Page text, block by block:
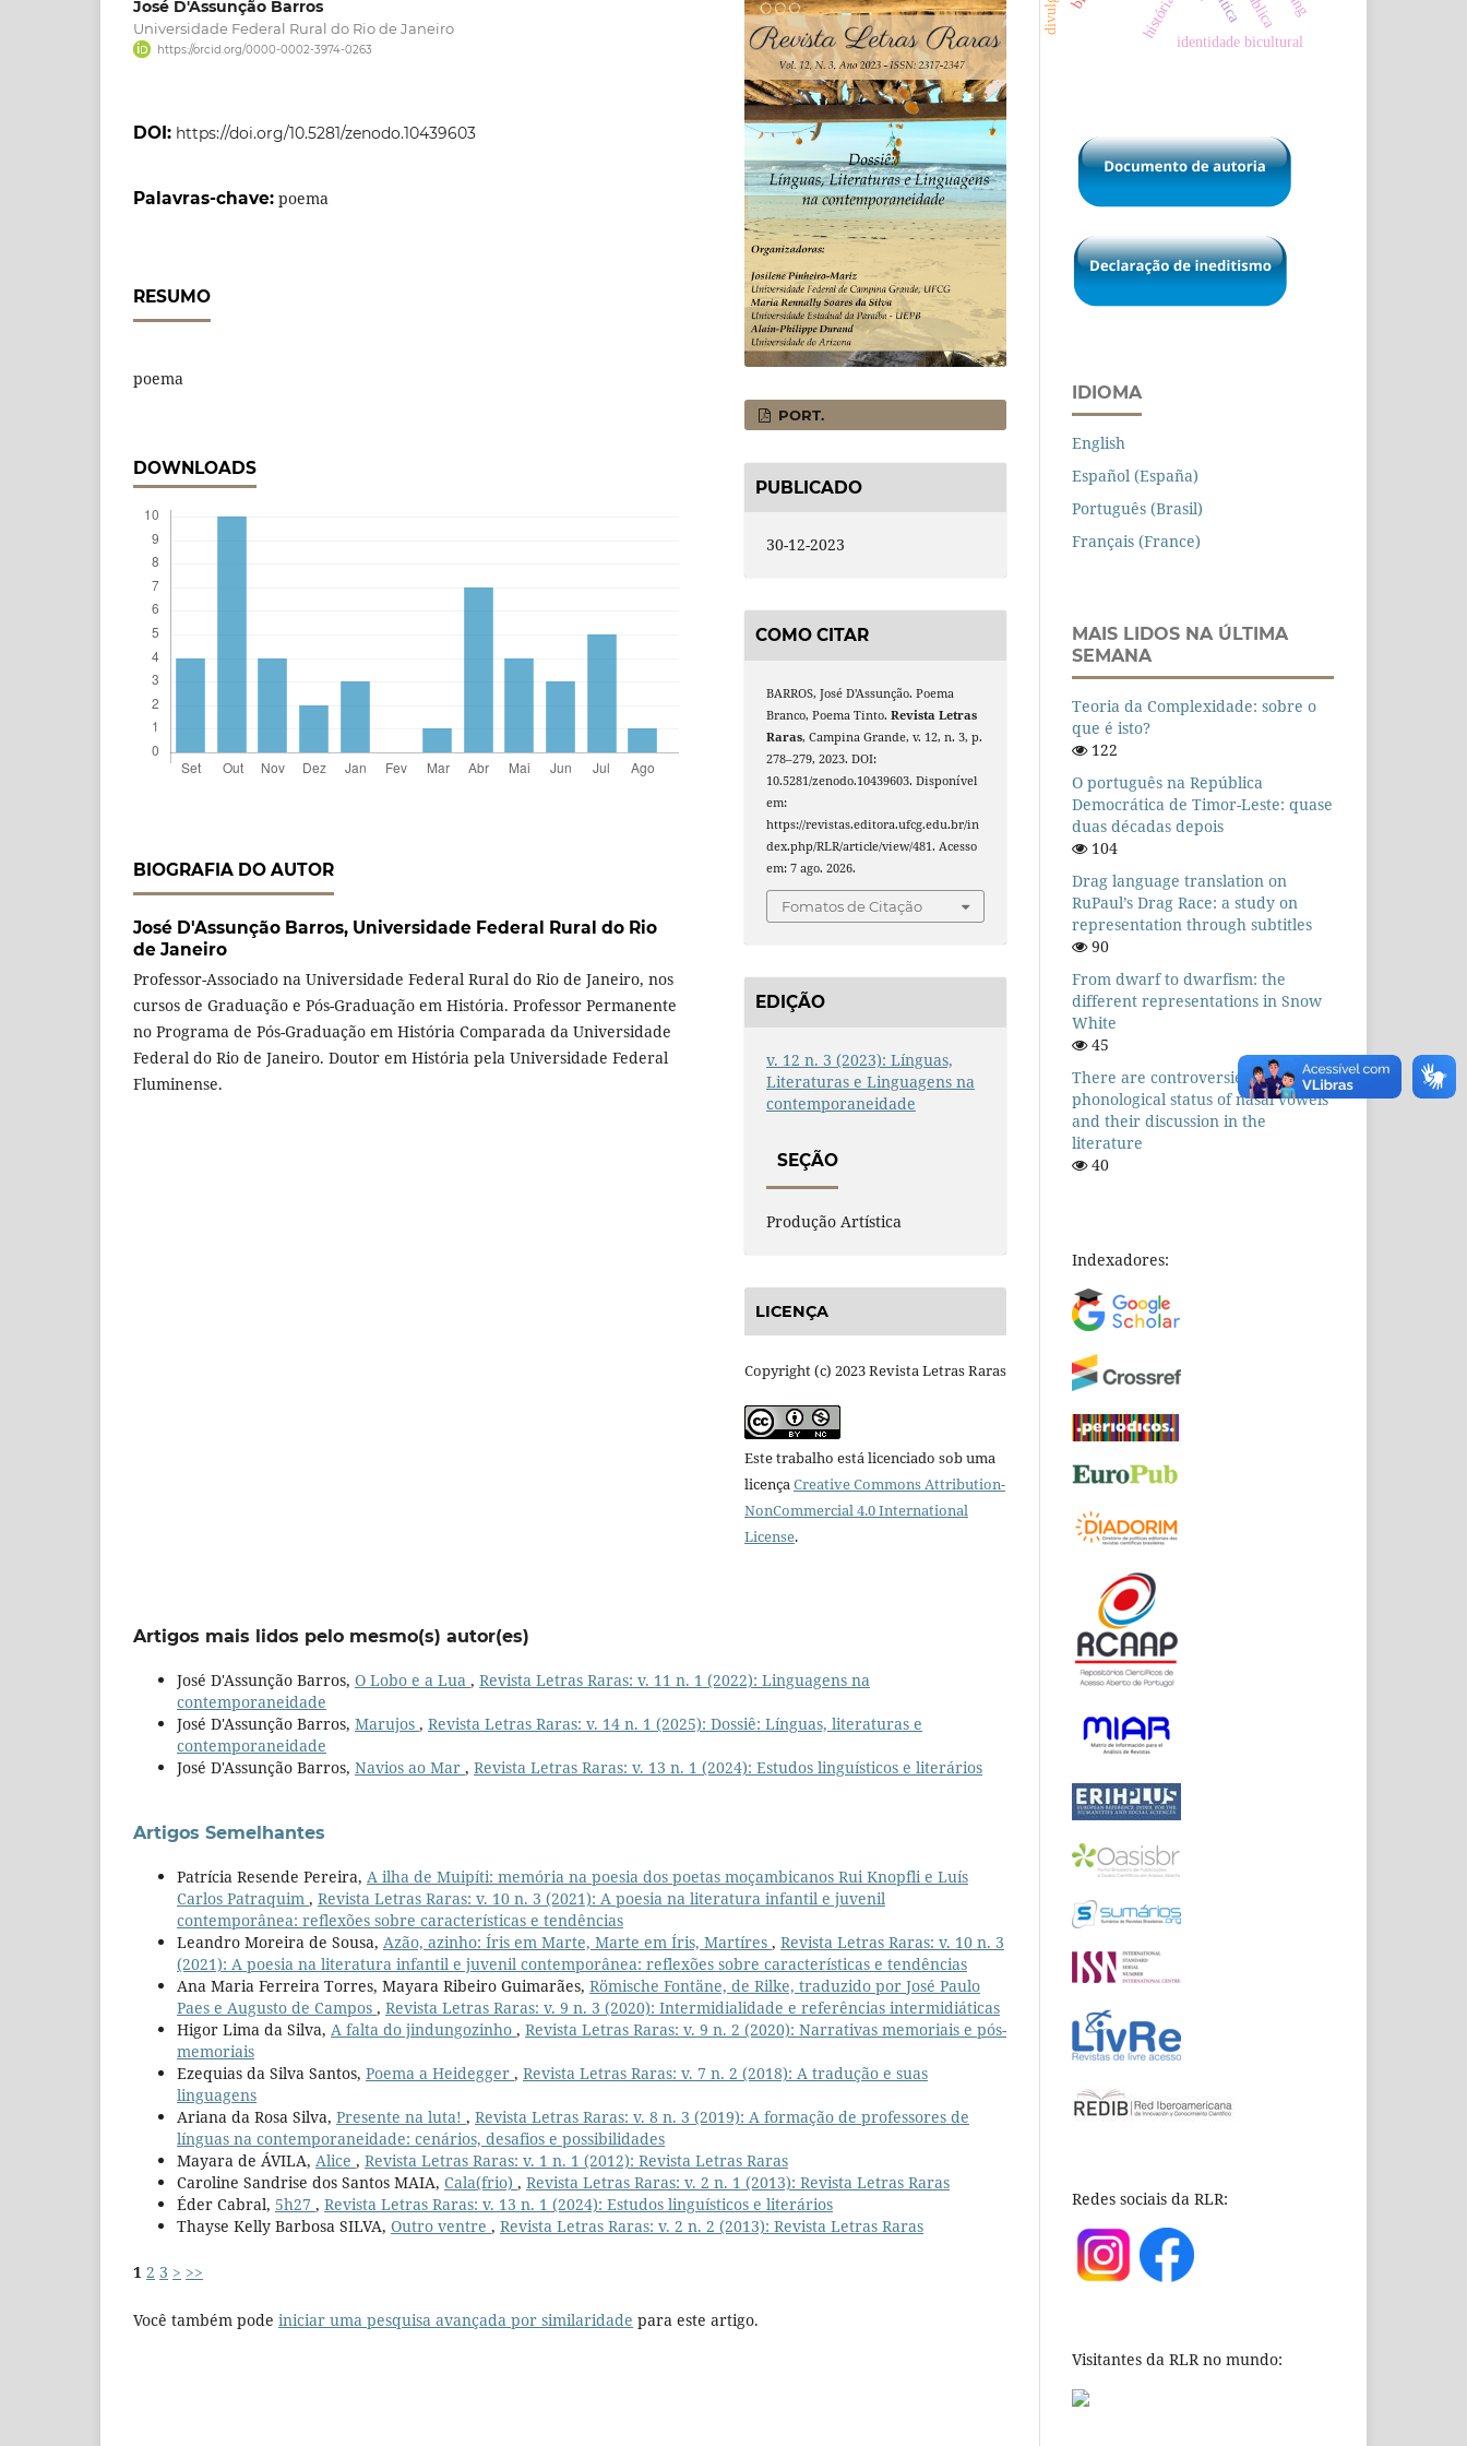
José D'Assunção Barros
Universidade Federal Rural do Rio de Janeiro
https://orcid.org/0000-0002-3974-0263
DOI: https://doi.org/10.5281/zenodo.10439603
Palavras-chave: poema
RESUMO
poema
DOWNLOADS
BIOGRAFIA DO AUTOR
José D'Assunção Barros, Universidade Federal Rural do Rio
de Janeiro
Professor-Associado na Universidade Federal Rural do Rio de Janeiro, nos
cursos de Graduação e Pós-Graduação em História. Professor Permanente
no Programa de Pós-Graduação em História Comparada da Universidade
Federal do Rio de Janeiro. Doutor em História pela Universidade Federal
Fluminense.
PORT.
PUBLICADO
30-12-2023
COMO CITAR
BARROS, José D'Assunção. Poema
Branco, Poema Tinto.Revista Letras
Raras, Campina Grande, v. 12, n. 3, p.
278–279, 2023. DOI:
10.5281/zenodo.10439603. Disponível
em:
https://revistas.editora.ufcg.edu.br/in
dex.php/RLR/article/view/481. Acesso
em: 7 ago. 2026.
Fomatos de Citação
EDIÇÃO
v. 12 n. 3 (2023): Línguas,
Literaturas e Linguagens na
contemporaneidade
SEÇÃO
Produção Artística
LICENÇA
Copyright (c) 2023 Revista Letras Raras
Este trabalho está licenciado sob uma
licençaCreative Commons Attribution-
NonCommercial 4.0 International
License.
Artigos mais lidos pelo mesmo(s) autor(es)
José D'Assunção Barros, O Lobo e a Lua , Revista Letras Raras: v. 11 n. 1 (2022): Linguagens na
contemporaneidade
José D'Assunção Barros, Marujos , Revista Letras Raras: v. 14 n. 1 (2025): Dossiê: Línguas, literaturas e
contemporaneidade
José D'Assunção Barros, Navios ao Mar , Revista Letras Raras: v. 13 n. 1 (2024): Estudos linguísticos e literários
Artigos Semelhantes
Patrícia Resende Pereira, A ilha de Muipíti: memória na poesia dos poetas moçambicanos Rui Knopfli e Luís
Carlos Patraquim , Revista Letras Raras: v. 10 n. 3 (2021): A poesia na literatura infantil e juvenil
contemporânea: reflexões sobre características e tendências
Leandro Moreira de Sousa, Azão, azinho: Íris em Marte, Marte em Íris, Martíres , Revista Letras Raras: v. 10 n. 3
(2021): A poesia na literatura infantil e juvenil contemporânea: reflexões sobre características e tendências
Ana Maria Ferreira Torres, Mayara Ribeiro Guimarães, Römische Fontäne, de Rilke, traduzido por José Paulo
Paes e Augusto de Campos , Revista Letras Raras: v. 9 n. 3 (2020): Intermidialidade e referências intermidiáticas
Higor Lima da Silva, A falta do jindungozinho , Revista Letras Raras: v. 9 n. 2 (2020): Narrativas memoriais e pós-
memoriais
Ezequias da Silva Santos, Poema a Heidegger , Revista Letras Raras: v. 7 n. 2 (2018): A tradução e suas
linguagens
Ariana da Rosa Silva, Presente na luta! , Revista Letras Raras: v. 8 n. 3 (2019): A formação de professores de
línguas na contemporaneidade: cenários, desafios e possibilidades
Mayara de ÁVILA, Alice , Revista Letras Raras: v. 1 n. 1 (2012): Revista Letras Raras
Caroline Sandrise dos Santos MAIA, Cala(frio) , Revista Letras Raras: v. 2 n. 1 (2013): Revista Letras Raras
Éder Cabral, 5h27 , Revista Letras Raras: v. 13 n. 1 (2024): Estudos linguísticos e literários
Thayse Kelly Barbosa SILVA, Outro ventre , Revista Letras Raras: v. 2 n. 2 (2013): Revista Letras Raras
1 2 3 > >>
Você também pode iniciar uma pesquisa avançada por similaridade para este artigo.
história
identidade bicultural
IDIOMA
English
Español (España)
Português (Brasil)
Français (France)
MAIS LIDOS NA ÚLTIMA
SEMANA
Teoria da Complexidade: sobre o
que é isto?
122
O português na República
Democrática de Timor-Leste: quase
duas décadas depois
104
Drag language translation on
RuPaul’s Drag Race: a study on
representation through subtitles
90
From dwarf to dwarfism: the
different representations in Snow
White
45
There are controversies! The
phonological status of nasal vowels
and their discussion in the
literature
40
Indexadores:
Redes sociais da RLR:
Visitantes da RLR no mundo: